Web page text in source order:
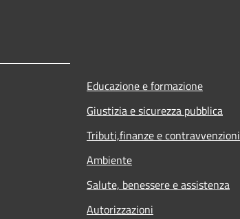
Educazione e formazione
Giustizia e sicurezza pubblica
Tributi,finanze e contravvenzioni
Ambiente
Salute, benessere e assistenza
Autorizzazioni